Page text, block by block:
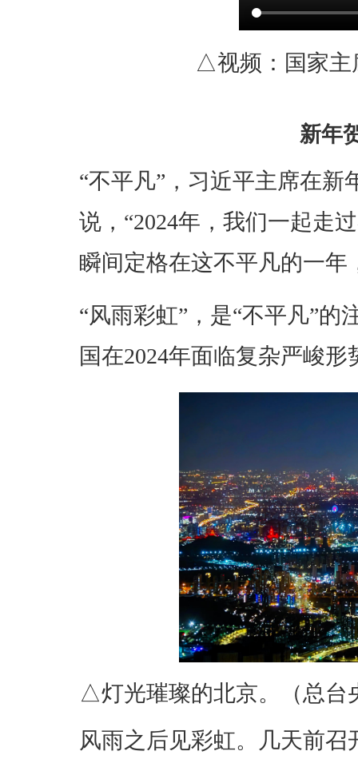
△视频：国家主席
新年
“不平凡”，习近平主席在新
说，“2024年，我们一起走
瞬间定格在这不平凡的一年
“风雨彩虹”，是“不平凡”
国在2024年面临复杂严峻形
△灯光璀璨的北京。（总台
风雨之后见彩虹。几天前